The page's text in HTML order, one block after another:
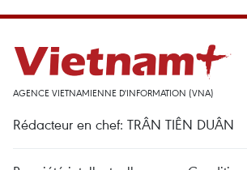
AGENCE VIETNAMIENNE D'INFORMATION (VNA)
Rédacteur en chef: TRÂN TIÊN DUÂN